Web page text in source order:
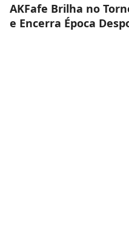
AKFafe Brilha no
e Encerra Época